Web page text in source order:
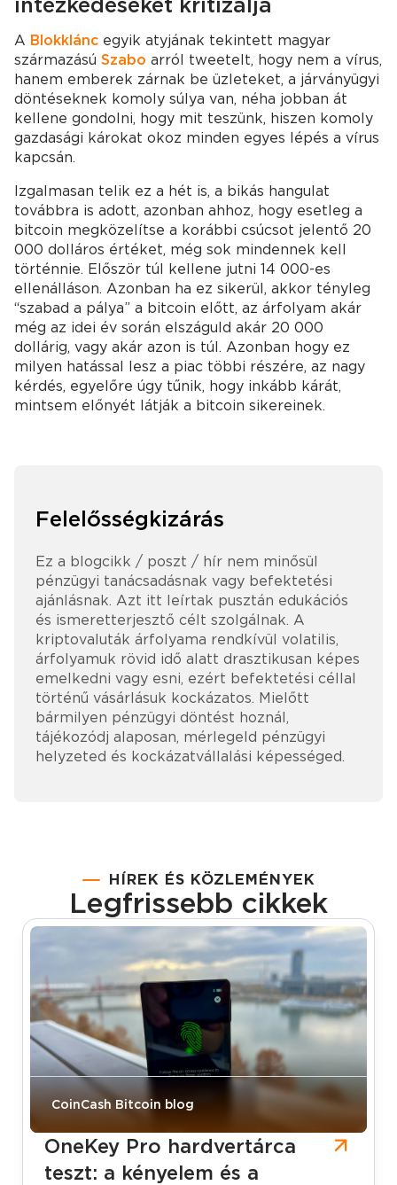
A Blokklánc egyik atyjának tekintett magyar
származású Szabo arról tweetelt, hogy nem a vírus,
hanem emberek zárnak be üzleteket, a járványügyi
döntéseknek komoly súlya van, néha jobban át
kellene gondolni, hogy mit teszünk, hiszen komoly
gazdasági károkat okoz minden egyes lépés a vírus
kapcsán.
Izgalmasan telik ez a hét is, a bikás hangulat
továbbra is adott, azonban ahhoz, hogy esetleg a
bitcoin megközelítse a korábbi csúcsot jelentő 20
000 dolláros értéket, még sok mindennek kell
történnie. Először túl kellene jutni 14 000-es
ellenálláson. Azonban ha ez sikerül, akkor tényleg
“szabad a pálya” a bitcoin előtt, az árfolyam akár
még az idei év során elszáguld akár 20 000
dollárig, vagy akár azon is túl. Azonban hogy ez
milyen hatással lesz a piac többi részére, az nagy
kérdés, egyelőre úgy tűnik, hogy inkább kárát,
mintsem előnyét látják a bitcoin sikereinek.
Felelősségkizárás
Ez a blogcikk / poszt / hír nem minősül
pénzügyi tanácsadásnak vagy befektetési
ajánlásnak. Azt itt leírtak pusztán edukációs
és ismeretterjesztő célt szolgálnak. A
kriptovaluták árfolyama rendkívül volatilis,
árfolyamuk rövid idő alatt drasztikusan képes
emelkedni vagy esni, ezért befektetési céllal
történű vásárlásuk kockázatos. Mielőtt
bármilyen pénzügyi döntést hoznál,
tájékozódj alaposan, mérlegeld pénzügyi
helyzeted és kockázatvállalási képességed.
HÍREK ÉS KÖZLEMÉNYEK
Legfrissebb cikkek
CoinCash Bitcoin blog
OneKey Pro hardvertárca
teszt: a kényelem és a